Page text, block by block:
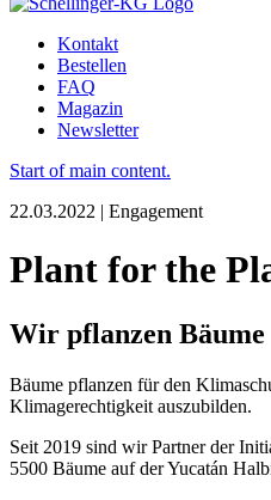
Kontakt
Bestellen
FAQ
Magazin
Newsletter
Start of main content.
22.03.2022 | Engagement
Plant for the
Wir pflanzen Bäume
Bäume pflanzen für den
Klimagerechtigkeit auszubilden.
Seit 2019 sind wir Partner der
5500 Bäume auf der Yucatán